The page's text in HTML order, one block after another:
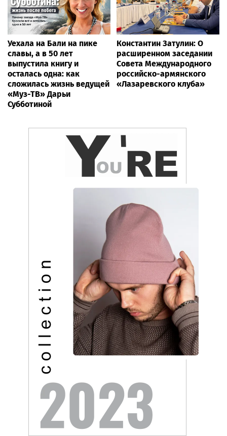
Уехала на Бали на пике
славы, а в 50 лет
выпустила книгу и
осталась одна: как
сложилась жизнь ведущей
«Муз-ТВ» Дарьи
Субботиной
Константин Затулин: О
расширенном заседании
Совета Международного
российско-армянского
«Лазаревского клуба»